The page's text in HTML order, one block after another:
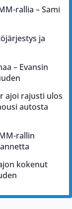
rallia – Sami
ja
– Evansin
ajoi rajusti ulos
autosta
rallin
kokenut